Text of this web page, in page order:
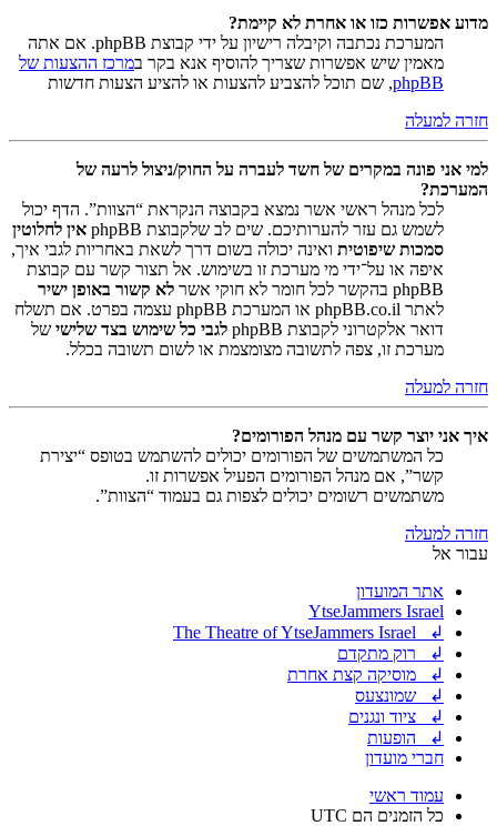
מדוע אפשרות כזו או אחרת לא קיימת?
המערכת נכתבה וקיבלה רישיון על ידי קבוצת phpBB. אם אתה
מאמין שיש אפשרות שצריך להוסיף אנא בקר במרכז ההצעות של
phpBB, שם תוכל להצביע להצעות או להציע הצעות חדשות
חזרה למעלה
למי אני פונה במקרים של חשד לעברה על החוק/ניצול לרעה של
המערכת?
לכל מנהל ראשי אשר נמצא בקבוצה הנקראת “הצוות”. הדף יכול
לשמש גם עזר להערותיכם. שים לב שלקבוצת phpBB
אין לחלוטין
סמכות שיפוטית ואינה יכולה בשום דרך לשאת באחריות לגבי איך,
איפה או על־ידי מי מערכת זו בשימוש. אל תצור קשר עם קבוצת
phpBB בהקשר לכל חומר לא חוקי אשר
לא קשור באופן ישיר
לאתר phpBB.co.il או המערכת phpBB עצמה בפרט. אם תשלח
דואר אלקטרוני לקבוצת phpBB
לגבי כל שימוש בצד שלישי של
מערכת זו, צפה לתשובה מצומצמת או לשום תשובה בכלל.
חזרה למעלה
איך אני יוצר קשר עם מנהל הפורומים?
כל המשתמשים של הפורומים יכולים להשתמש בטופס “יצירת
קשר”, אם מנהל הפורומים הפעיל אפשרות זו.
משתמשים רשומים יכולים לצפות גם בעמוד “הצוות”.
חזרה למעלה
עבור אל
אתר המועדון
YtseJammers Israel
↲ The Theatre of YtseJammers Israel
↲ רוק מתקדם
↲ מוסיקה קצת אחרת
↲ שמונצעס
↲ ציוד ונגנים
↲ הופעות
חברי מועדון
עמוד ראשי
כל הזמנים הם UTC